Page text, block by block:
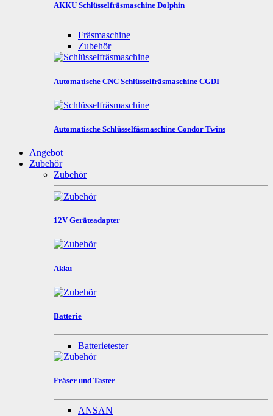
AKKU Schlüsselfräsmaschine Dolphin
Fräsmaschine
Zubehör
Automatische CNC Schlüsselfräsmaschine CGDI
Automatische Schlüsselfäsmaschine Condor Twins
Angebot
Zubehör
Zubehör
12V Geräteadapter
Akku
Batterie
Batterietester
Fräser und Taster
ANSAN